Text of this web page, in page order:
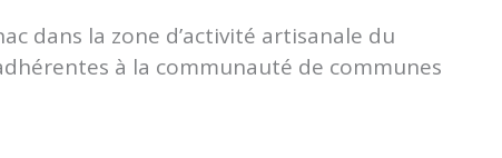
dans la zone d’activité artisanale du
à la communauté de communes